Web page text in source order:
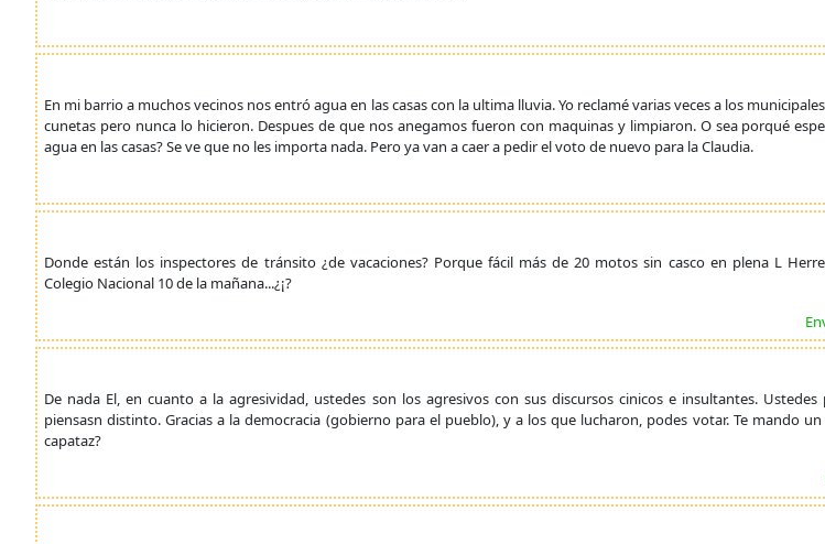
En mi barrio a muchos vecinos nos entró agua en las casas con la ultima lluvia. Yo reclamé varias veces a los
cunetas pero nunca lo hicieron. Despues de que nos anegamos fueron con maquinas y limpiaron. O sea porqué
agua en las casas? Se ve que no les importa nada. Pero ya van a caer a pedir el voto de nuevo para la Claudia.
Donde están los inspectores de tránsito ¿de vacaciones? Porque fácil más de 20 motos sin casco en plena L
Colegio Nacional 10 de la mañana...¿¡?
De nada El, en cuanto a la agresividad, ustedes son los agresivos con sus discursos cinicos e insultantes.
piensasn distinto. Gracias a la democracia (gobierno para el pueblo), y a los que lucharon, podes votar. Te mando
capataz?